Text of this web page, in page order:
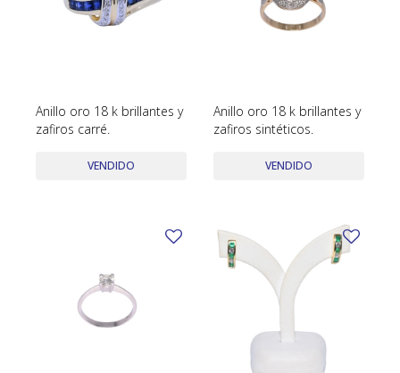
Anillo oro 18 k brillantes y
zafiros carré.
VENDIDO
Anillo oro 18 k brillantes y
zafiros sintéticos.
VENDIDO